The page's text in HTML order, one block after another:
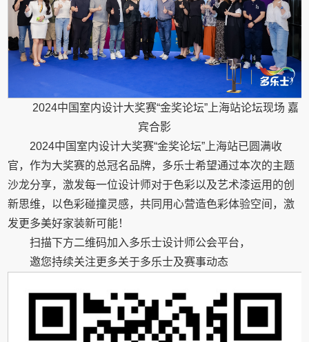
2024中国室内设计大奖赛“金奖论坛”上海站论坛现场 嘉
宾合影
2024中国室内设计大奖赛“金奖论坛”上海站已圆满收
官，作为大奖赛的总冠名品牌，多乐士希望通过本次的主题
沙龙分享，激发每一位设计师对于色彩以及艺术漆运用的创
新思维，以色彩碰撞灵感，共同用心营造色彩体验空间，激
发更多美好家装新可能！
扫描下方二维码加入多乐士设计师公会平台，
邀您持续关注更多关于多乐士及赛事动态